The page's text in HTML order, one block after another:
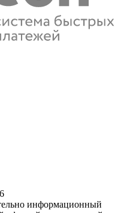
информационный